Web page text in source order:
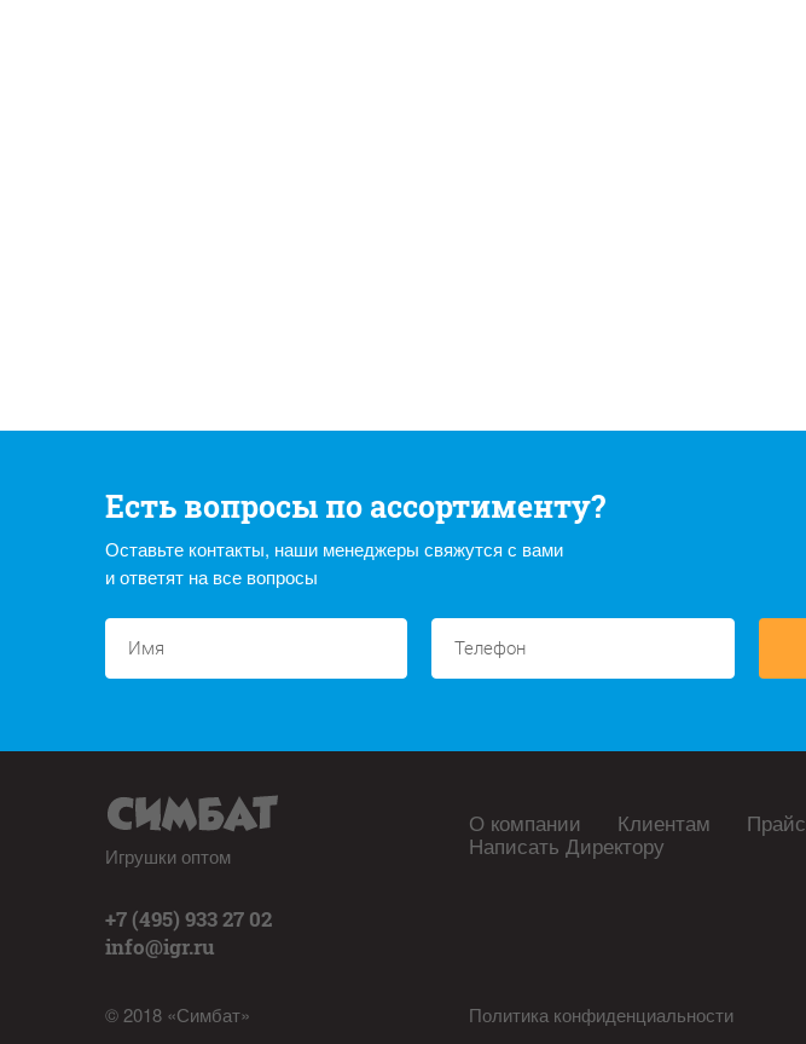
Есть вопросы по ассортименту?
Оставьте контакты, наши менеджеры свяжутся с вами
и ответят на все вопросы
Игрушки оптом
+7 (495) 933 27 02
info@igr.ru
© 2018 «Симбат»
О компании Клиентам Прайс
Написать Директору
Политика конфиденциальности